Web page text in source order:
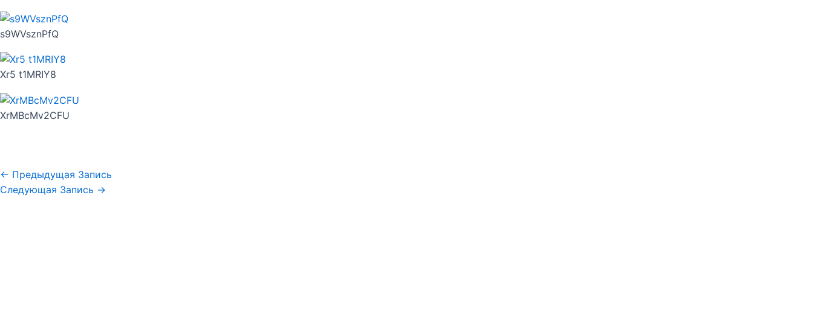
s9WVsznPfQ
Xr5 t1MRIY8
XrMBcMv2CFU
← Предыдущая Запись
Следующая Запись →